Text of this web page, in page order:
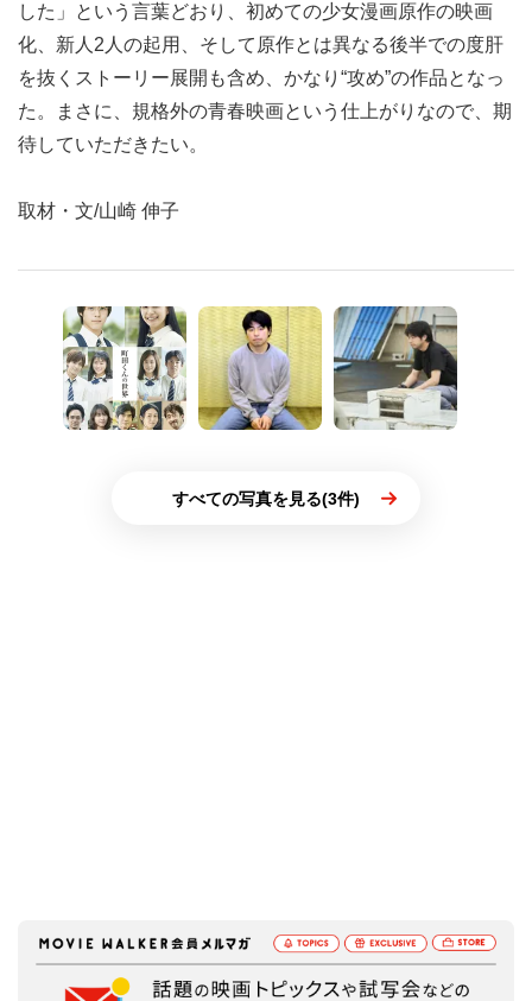
した」という言葉どおり、初めての少女漫画原作の映画
化、新人2人の起用、そして原作とは異なる後半での度肝
を抜くストーリー展開も含め、かなり“攻め”の作品となっ
た。まさに、規格外の青春映画という仕上がりなので、期
待していただきたい。
取材・文/山崎 伸子
すべての写真を見る(3件)